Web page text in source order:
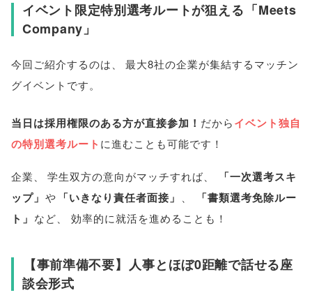
イベント限定特別選考ルートが狙える 「Meets
Company」
今回ご紹介するのは
最大8社の企業が集結するマッチン
グイベントです。
当日は採用権限のある方が直接参加！ だからイベント独自
の特別選考ルート に進むことも可能です！
企業、 学生双方の意向がマッチすれば、 「一次選考スキ
ップ」 や 「いきなり責任者面接 」 、 「書類選考免除ルー
ト 」 など、 効率的に就活を進めることも！
【事前準備不要】 人事とほぼ0距離で話せる座
談会形式